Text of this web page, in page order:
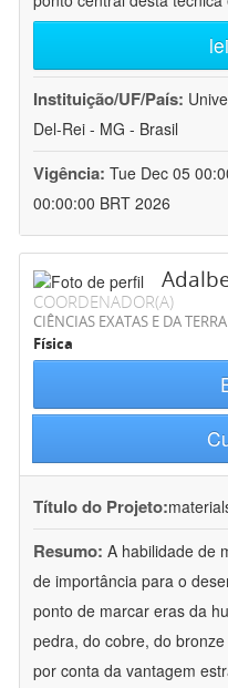
Instituição/UF/País:
Del-Rei - MG - Brasil
Vigência: Tue Dec 05
00:00:00 BRT 2026
COORDENADOR(A)
CIÊNCIAS EXATAS E DA TERRA
Física
Título do Projeto:
Resumo: A habilidade de
de importância para o
ponto de marcar eras da
pedra, do cobre, do
por conta da vantagem